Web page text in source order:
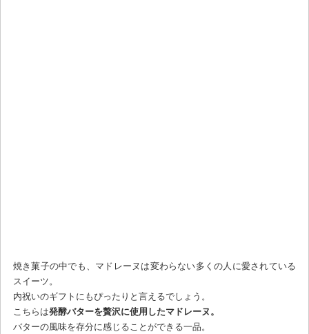
焼き菓子の中でも、マドレーヌは変わらない多くの人に愛されている
スイーツ。
内祝いのギフトにもぴったりと言えるでしょう。
こちらは発酵バターを贅沢に使用したマドレーヌ。
バターの風味を存分に感じることができる一品。